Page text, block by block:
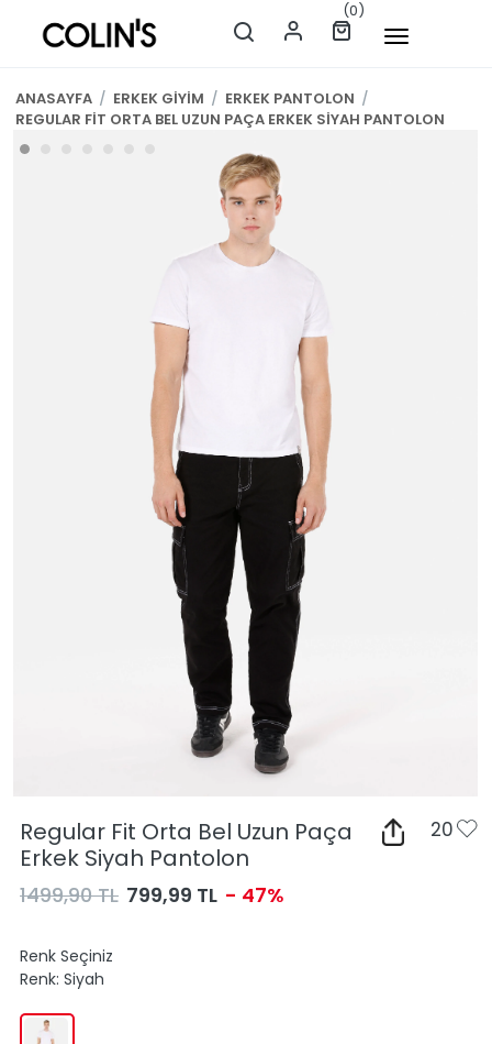
(0)
ANASAYFA / ERKEK GİYİM / ERKEK PANTOLON /
REGULAR FİT ORTA BEL UZUN PAÇA ERKEK SİYAH PANTOLON
Regular Fit Orta Bel Uzun Paça
Erkek Siyah Pantolon
20
1499,90 TL 799,99 TL - 47%
Renk Seçiniz
Renk: Siyah